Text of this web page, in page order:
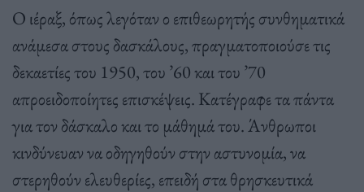
Ο ιέραξ, όπως λεγόταν ο επιθεωρητής συνθηματικά
ανάμεσα στους δασκάλους, πραγματοποιούσε τις
δεκαετίες του 1950, του ’60 και του ’70
απροειδοποίητες επισκέψεις. Κατέγραφε τα πάντα
για τον δάσκαλο και το μάθημά του. Άνθρωποι
κινδύνευαν να οδηγηθούν στην αστυνομία, να
στερηθούν ελευθερίες, επειδή στα θρησκευτικά